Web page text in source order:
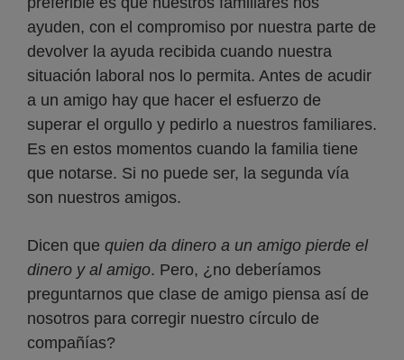
ayuden, con el compromiso por nuestra parte de
devolver la ayuda recibida cuando nuestra
situación laboral nos lo permita. Antes de acudir
a un amigo hay que hacer el esfuerzo de
superar el orgullo y pedirlo a nuestros familiares.
Es en estos momentos cuando la familia tiene
que notarse. Si no puede ser, la segunda vía
son nuestros amigos.
Dicen que quien da dinero a un amigo pierde el
dinero y al amigo. Pero, ¿no deberíamos
preguntarnos que clase de amigo piensa así de
nosotros para corregir nuestro círculo de
compañías?